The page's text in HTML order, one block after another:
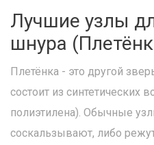
Лучшие узлы
шнура
Плетёнка - это другой
состоит из синтетических
полиэтилена). Обычные
соскальзывают, либо